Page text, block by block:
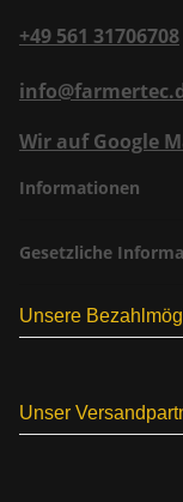
+49 561 31706708
Wir auf Google
Informationen
Gesetzliche
Unsere
Unser